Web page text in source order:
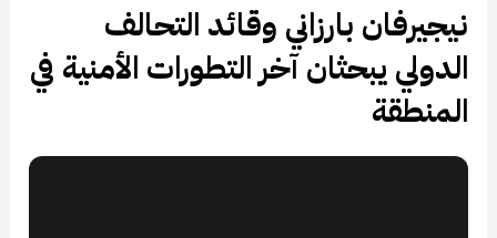
نيجيرفان بارزاني وقائد التحالف
الدولي يبحثان آخر التطورات الأمنية في
المنطقة